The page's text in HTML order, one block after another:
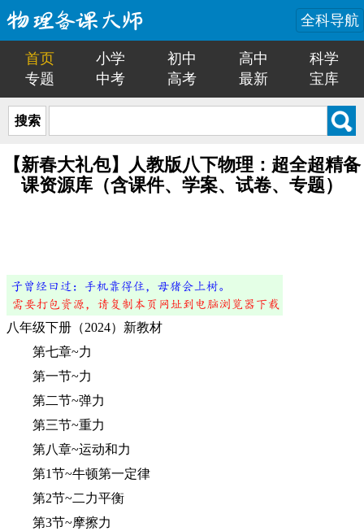
全科导航
首页 小学 初中 高中
科学
专题
中考 高考 最新 宝库
搜索
【新春大礼包】人教版八下物理：超全超精备
课资源库（含课件、学案、试卷、专题）
八年级下册（2024）新教材
第七章~力
第一节~力
第二节~弹力
第三节~重力
第八章~运动和力
第1节~牛顿第一定律
第2节~二力平衡
第3节~摩擦力